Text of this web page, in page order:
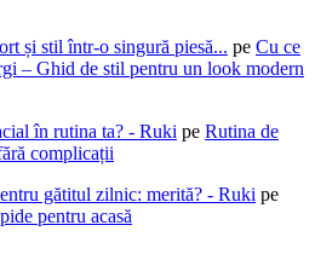
și stil într-o singură piesă... pe Cu ce
– Ghid de stil pentru un look modern
în rutina ta? - Ruki pe Rutina de
complicații
gătitul zilnic: merită? - Ruki pe
pentru acasă